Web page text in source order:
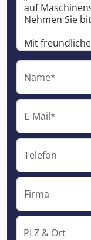
Name*
E-Mail*
Telefon
Firma
PLZ & Ort